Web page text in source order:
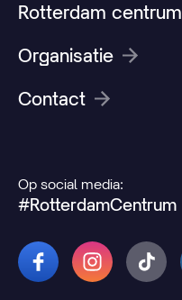
Rotterdam centrum
Organisatie
Contact
Op social media:
#RotterdamCentrum